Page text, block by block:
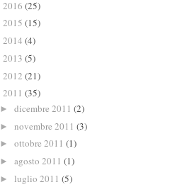
2016 (25)
2015 (15)
2014 (4)
2013 (5)
2012 (21)
2011 (35)
► dicembre 2011 (2)
► novembre 2011 (3)
► ottobre 2011 (1)
► agosto 2011 (1)
► luglio 2011 (5)